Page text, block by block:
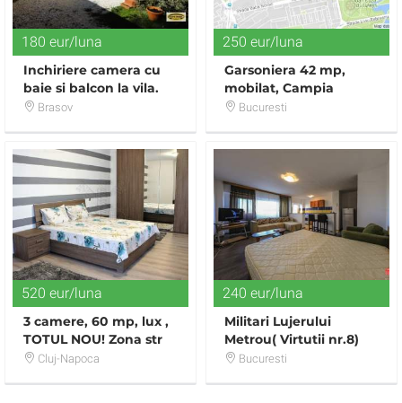
180 eur/luna
Inchiriere camera cu
baie si balcon la vila.
Brasov
250 eur/luna
Garsoniera 42 mp,
mobilat, Campia
Libertii,Muncii
Bucuresti
520 eur/luna
3 camere, 60 mp, lux ,
TOTUL NOU! Zona str
Venus
Cluj-Napoca
240 eur/luna
Militari Lujerului
Metrou( Virtutii nr.8)
Renovata Nou Reala
Bucuresti